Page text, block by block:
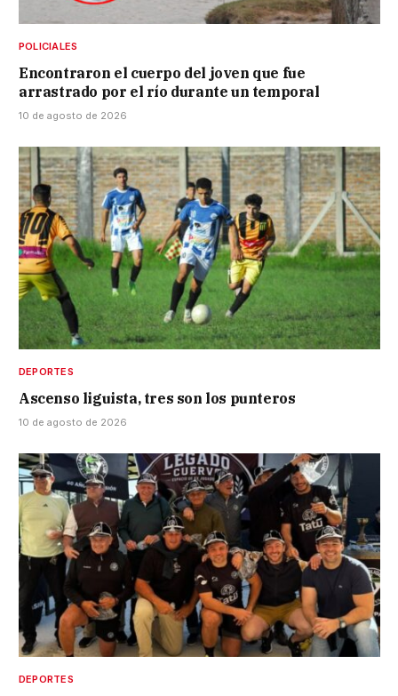
POLICIALES
Encontraron el cuerpo del joven que fue
arrastrado por el río durante un temporal
10 de agosto de 2026
DEPORTES
Ascenso liguista, tres son los punteros
10 de agosto de 2026
DEPORTES